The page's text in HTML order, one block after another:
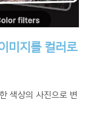
미지를 컬러로
색상의 사진으로 변